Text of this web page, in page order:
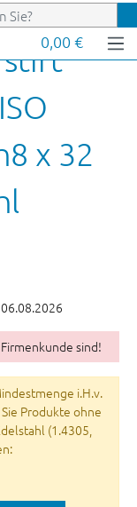
0,00 €
x 32
sind!
i.H.v.
Produkte ohne
(1.4305,